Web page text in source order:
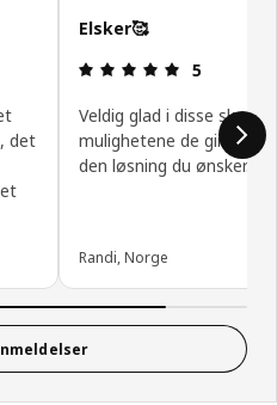
5 ingen kundevurdering 5
det
Elsker🥰
5
Veldig glad i disse
mulighetene de gir for å
den løsning du ønsker.
Randi, Norge